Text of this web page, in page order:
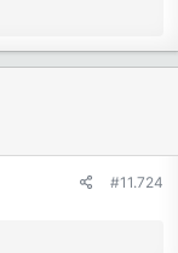
#11.724